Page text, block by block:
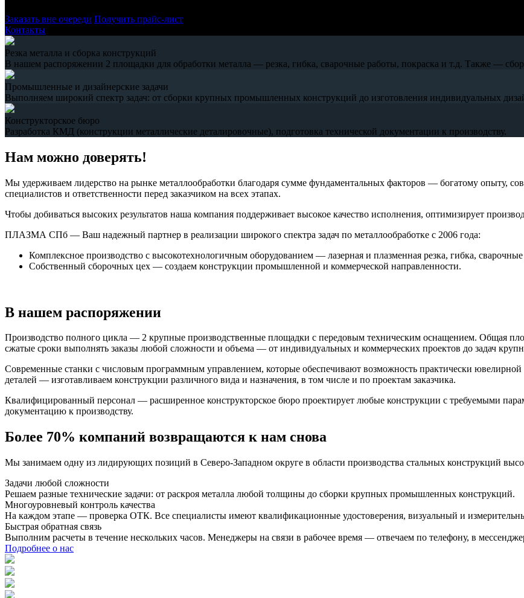
Заказать вне очереди Получить прайс-лист
Контакты
Резка металла и сборка конструкций
В нашем распоряжении 2 площадки для обработки металла — резка, гибка, сварочные работы, покраска и т.д. Также —
Промышленные и дизайнерские задачи
Выполняем широкий спектр задач: от сборки крупных промышленных конструкций до изготовления индивидуальных
Конструкторское бюро
Разработка КМД (конструкции металлические деталировочные), подготовка технической документации к производству.
Нам можно доверять!
Мы удерживаем лидерство на рынке металлообработки благодаря сумме фундаментальных факторов — богатому опыту,
специалистов и ответственности перед заказчиком на всех этапах.
Чтобы добиваться высоких результатов наша компания поддерживает высокое качество исполнения, оптимизирует
ПЛАЗМА СПб — Ваш надежный партнер в реализации широкого спектра задач по металлообработке с 2006 года:
Комплексное производство с высокотехнологичным оборудованием — лазерная и плазменная резка, гибка,
Собственный сборочных цех — создаем конструкции промышленной и коммерческой направленности.
В нашем распоряжении
Производство полного цикла — 2 крупные производственные площадки с передовым техническим оснащением. Общая
сжатые сроки выполнять заказы любой сложности и объема — от индивидуальных и коммерческих проектов до задач
Современные станки с числовым программным управлением, которые обеспечивают возможность практически ювелирной
деталей — изготавливаем конструкции различного вида и назначения, в том числе и по проектам заказчика.
Квалифицированный персонал — расширенное конструкторское бюро проектирует любые конструкции с требуемыми
документацию к производству.
Более 70% компаний возвращаются к нам снова
Мы занимаем одну из лидирующих позиций в Северо-Западном округе в области производства стальных конструкций
Задачи любой сложности
Решаем разные технические задачи: от раскроя металла любой толщины до сборки крупных промышленных конструкций.
Многоуровневый контроль качества
На каждом этапе — проверка ОТК. Все специалисты имеют квалификационные удостоверения, визуальный и
Быстрая обратная связь
Выполним расчеты в течение нескольких часов. Менеджеры на связи в рабочее время — отвечаем по телефону, в
Подробнее о нас